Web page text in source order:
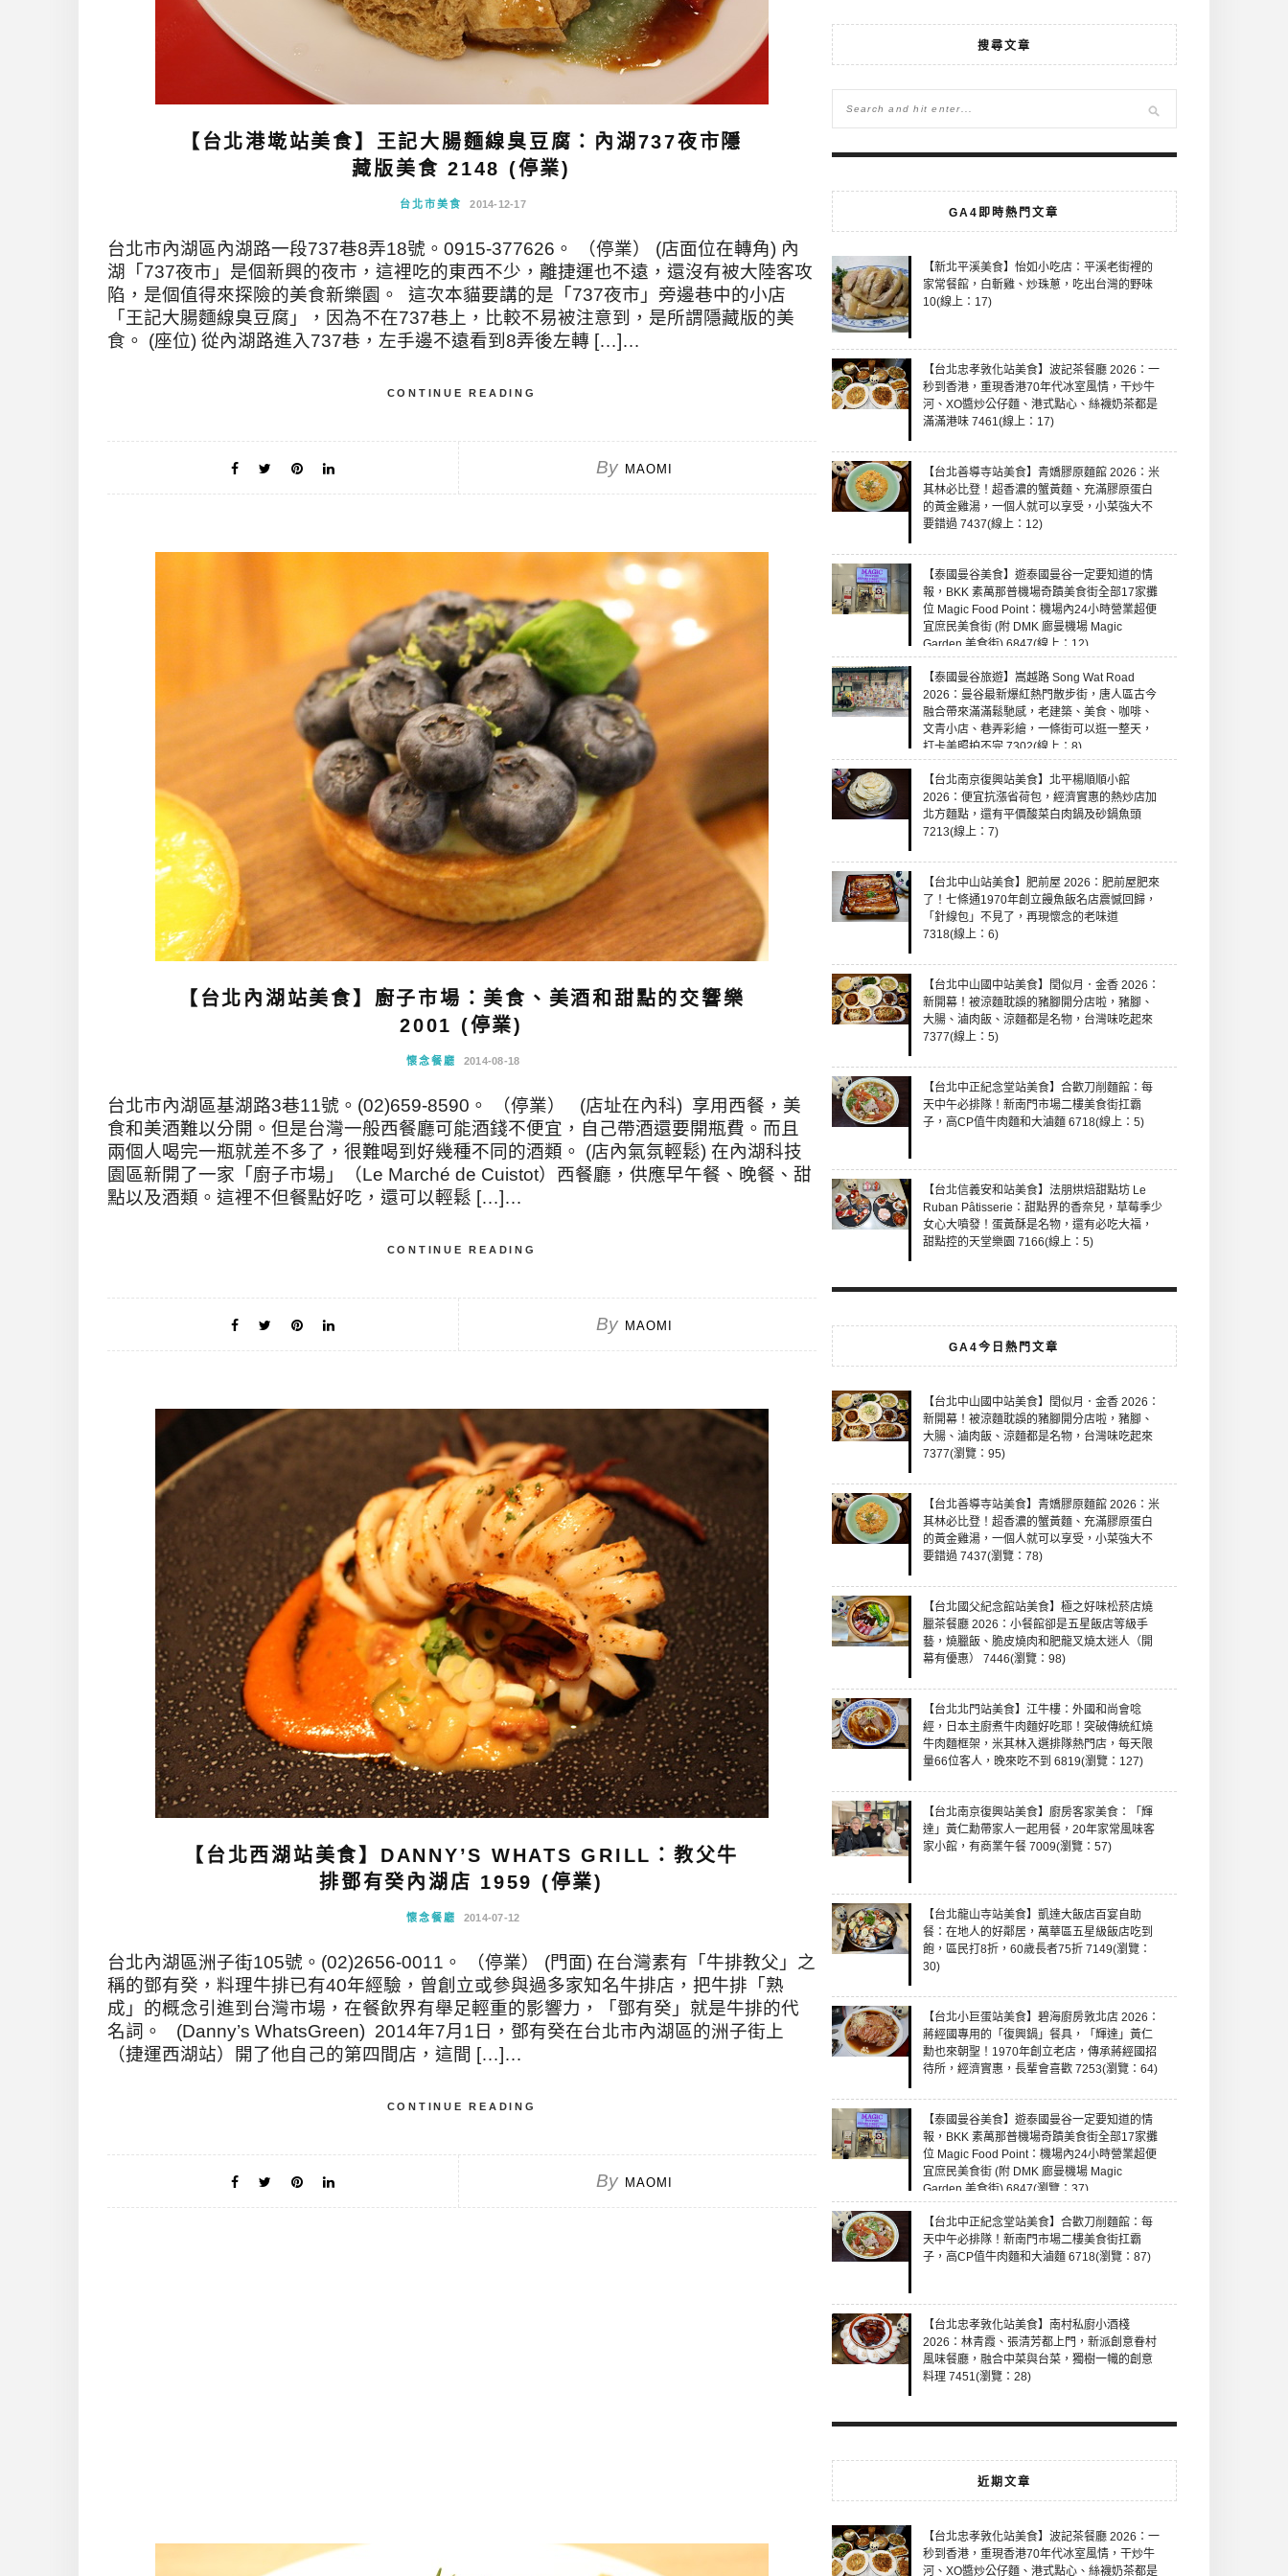
【台北港墘站美食】王記大腸麵線臭豆腐：內湖737夜市隱
藏版美食 2148 (停業)
台北市美食 2014-12-17
台北市內湖區內湖路一段737巷8弄18號。0915-377626。 （停業） (店面位在轉角) 內
湖「737夜市」是個新興的夜市，這裡吃的東西不少，離捷運也不遠，還沒有被大陸客攻
陷，是個值得來探險的美食新樂園。 這次本貓要講的是「737夜市」旁邊巷中的小店
「王記大腸麵線臭豆腐」，因為不在737巷上，比較不易被注意到，是所謂隱藏版的美
食。 (座位) 從內湖路進入737巷，左手邊不遠看到8弄後左轉 […]…
CONTINUE READING
By MAOMI
【台北內湖站美食】廚子市場：美食、美酒和甜點的交響樂
2001 (停業)
懷念餐廳 2014-08-18
台北市內湖區基湖路3巷11號。(02)659-8590。 （停業） (店址在內科) 享用西餐，美
食和美酒難以分開。但是台灣一般西餐廳可能酒錢不便宜，自己帶酒還要開瓶費。而且
兩個人喝完一瓶就差不多了，很難喝到好幾種不同的酒類。 (店內氣氛輕鬆) 在內湖科技
園區新開了一家「廚子市場」（Le Marché de Cuistot）西餐廳，供應早午餐、晚餐、甜
點以及酒類。這裡不但餐點好吃，還可以輕鬆 […]…
CONTINUE READING
By MAOMI
【台北西湖站美食】DANNY’S WHATS GRILL：教父牛
排鄧有癸內湖店 1959 (停業)
懷念餐廳 2014-07-12
台北內湖區洲子街105號。(02)2656-0011。 （停業） (門面) 在台灣素有「牛排教父」之
稱的鄧有癸，料理牛排已有40年經驗，曾創立或參與過多家知名牛排店，把牛排「熟
成」的概念引進到台灣市場，在餐飲界有舉足輕重的影響力，「鄧有癸」就是牛排的代
名詞。 (Danny’s WhatsGreen) 2014年7月1日，鄧有癸在台北市內湖區的洲子街上
（捷運西湖站）開了他自己的第四間店，這間 […]…
CONTINUE READING
By MAOMI
搜尋文章
GA4即時熱門文章
【新北平溪美食】怡如小吃店：平溪老街裡的
家常餐館，白斬雞、炒珠蔥，吃出台灣的野味
10(線上：17)
【台北忠孝敦化站美食】波記茶餐廳 2026：一
秒到香港，重現香港70年代冰室風情，干炒牛
河、XO醬炒公仔麵、港式點心、絲襪奶茶都是
滿滿港味 7461(線上：17)
【台北善導寺站美食】青嬌膠原麵館 2026：米
其林必比登！超香濃的蟹黃麵、充滿膠原蛋白
的黃金雞湯，一個人就可以享受，小菜強大不
要錯過 7437(線上：12)
【泰國曼谷美食】遊泰國曼谷一定要知道的情
報，BKK 素萬那普機場奇蹟美食街全部17家攤
位 Magic Food Point：機場內24小時營業超便
宜庶民美食街 (附 DMK 廊曼機場 Magic
Garden 美食街) 6847(線上：12)
【泰國曼谷旅遊】嵩越路 Song Wat Road
2026：曼谷最新爆紅熱門散步街，唐人區古今
融合帶來滿滿鬆馳感，老建築、美食、咖啡、
文青小店、巷弄彩繪，一條街可以逛一整天，
打卡美照拍不完 7302(線上：8)
【台北南京復興站美食】北平楊順順小館
2026：便宜抗漲省荷包，經濟實惠的熱炒店加
北方麵點，還有平價酸菜白肉鍋及砂鍋魚頭
7213(線上：7)
【台北中山站美食】肥前屋 2026：肥前屋肥來
了！七條通1970年創立饅魚飯名店震憾回歸，
「針線包」不見了，再現懷念的老味道
7318(線上：6)
【台北中山國中站美食】閏似月．金香 2026：
新開幕！被涼麵耽誤的豬腳開分店啦，豬腳、
大腸、滷肉飯、涼麵都是名物，台灣味吃起來
7377(線上：5)
【台北中正紀念堂站美食】合歡刀削麵館：每
天中午必排隊！新南門市場二樓美食街扛霸
子，高CP值牛肉麵和大滷麵 6718(線上：5)
【台北信義安和站美食】法朋烘焙甜點坊 Le
Ruban Pâtisserie：甜點界的香奈兒，草莓季少
女心大噴發！蛋黃酥是名物，還有必吃大福，
甜點控的天堂樂園 7166(線上：5)
GA4今日熱門文章
【台北中山國中站美食】閏似月．金香 2026：
新開幕！被涼麵耽誤的豬腳開分店啦，豬腳、
大腸、滷肉飯、涼麵都是名物，台灣味吃起來
7377(瀏覽：95)
【台北善導寺站美食】青嬌膠原麵館 2026：米
其林必比登！超香濃的蟹黃麵、充滿膠原蛋白
的黃金雞湯，一個人就可以享受，小菜強大不
要錯過 7437(瀏覽：78)
【台北國父紀念館站美食】極之好味松菸店燒
臘茶餐廳 2026：小餐館卻是五星飯店等級手
藝，燒臘飯、脆皮燒肉和肥龍叉燒太迷人（開
幕有優惠） 7446(瀏覽：98)
【台北北門站美食】江牛樓：外國和尚會唸
經，日本主廚煮牛肉麵好吃耶！突破傳統紅燒
牛肉麵框架，米其林入選排隊熱門店，每天限
量66位客人，晚來吃不到 6819(瀏覽：127)
【台北南京復興站美食】廚房客家美食：「輝
達」黃仁勳帶家人一起用餐，20年家常風味客
家小館，有商業午餐 7009(瀏覽：57)
【台北龍山寺站美食】凱達大飯店百宴自助
餐：在地人的好鄰居，萬華區五星級飯店吃到
飽，區民打8折，60歲長者75折 7149(瀏覽：
30)
【台北小巨蛋站美食】碧海廚房敦北店 2026：
蔣經國專用的「復興鍋」餐具，「輝達」黃仁
勳也來朝聖！1970年創立老店，傳承蔣經國招
待所，經濟實惠，長輩會喜歡 7253(瀏覽：64)
【泰國曼谷美食】遊泰國曼谷一定要知道的情
報，BKK 素萬那普機場奇蹟美食街全部17家攤
位 Magic Food Point：機場內24小時營業超便
宜庶民美食街 (附 DMK 廊曼機場 Magic
Garden 美食街) 6847(瀏覽：37)
【台北中正紀念堂站美食】合歡刀削麵館：每
天中午必排隊！新南門市場二樓美食街扛霸
子，高CP值牛肉麵和大滷麵 6718(瀏覽：87)
【台北忠孝敦化站美食】南村私廚小酒棧
2026：林青霞、張清芳都上門，新派創意眷村
風味餐廳，融合中菜與台菜，獨樹一幟的創意
料理 7451(瀏覽：28)
近期文章
【台北忠孝敦化站美食】波記茶餐廳 2026：一
秒到香港，重現香港70年代冰室風情，干炒牛
河、XO醬炒公仔麵、港式點心、絲襪奶茶都是